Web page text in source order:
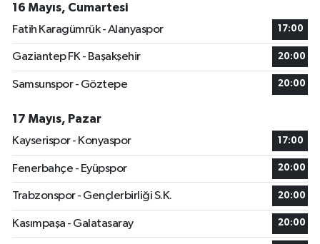
16 Mayıs, Cumartesi
Fatih Karagümrük - Alanyaspor
17:00
Gaziantep FK - Başakşehir 20:00
Samsunspor - Göztepe 20:00
17 Mayıs, Pazar
Kayserispor - Konyaspor
17:00
Fenerbahçe - Eyüpspor 20:00
Trabzonspor - Gençlerbirliği S.K. 20:00
Kasımpaşa - Galatasaray 20:00